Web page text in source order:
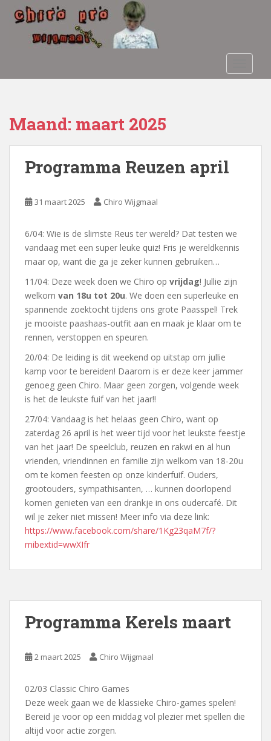
o
Maand: maart 2025
Programma Reuzen april
31 maart 2025 Chiro Wijgmaal
6/04: Wie is de slimste Reus ter wereld? Dat testen we
vandaag met een super leuke quiz! Fris je wereldkennis
maar op, want die ga je zeker kunnen gebruiken…
11/04: Deze week doen we Chiro op vrijdag! Jullie zijn
welkom van 18u tot 20u. We doen een superleuke en
spannende zoektocht tijdens ons grote Paasspel! Trek
je mooiste paashaas-outfit aan en maak je klaar om te
rennen, verstoppen en speuren.
20/04: De leiding is dit weekend op uitstap om jullie
kamp voor te bereiden! Daarom is er deze keer jammer
genoeg geen Chiro. Maar geen zorgen, volgende week
is het de leukste fuif van het jaar!!
27/04: Vandaag is het helaas geen Chiro, want op
zaterdag 26 april is het weer tijd voor het leukste feestje
van het jaar! De speelclub, reuzen en rakwi en al hun
vrienden, vriendinnen en familie zijn welkom van 18-20u
om te komen feesten op onze kinderfuif. Ouders,
grootouders, sympathisanten, … kunnen doorlopend
komen genieten van een drankje in ons oudercafé. Dit
wil je zeker niet missen! Meer info via deze link:
https://www.facebook.com/share/1Kg23qaM7f/?
mibextid=wwXIfr
Programma Kerels maart
2 maart 2025 Chiro Wijgmaal
02/03 Classic Chiro Games
Deze week gaan we de klassieke Chiro-games spelen!
Bereid je voor op een middag vol plezier met spellen die
altijd voor actie zorgen.